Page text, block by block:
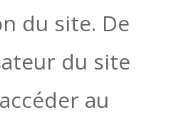
du site. De
du site
au